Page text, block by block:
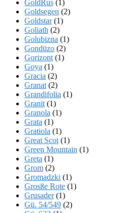
GoldRus (1)
Goldsegen (2)
Goldstar(1)
Goliath (2)
Golubizna (1)
Gondüzo (2)
Gorizont (1)
Goya (1)
Gracia (2)
Granat (2)
Grandifolia (1)
Granit (1)
Granola (1)
Grata (1)
Gratiola (1)
Great Scot (1)
Green Mountain (1)
Greta (1)
Grom (2)
Gromadzki (1)
Grosße Rote (1)
Grusader(1)
Gü. 54/549 (2)